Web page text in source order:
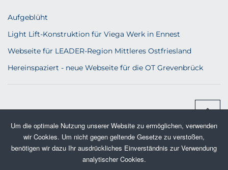
Um die optimale Nutzung unserer Website zu ermöglichen, verwenden
wir Cookies. Um nicht gegen geltende Gesetze zu verstoßen,
benötigen wir dazu Ihr ausdrückliches Einverständnis zur Verwendung
analytischer Cookies.
Aufgeblüht
Light Lift-Konstruktion für Viega Werk in Ennest
Webseite für LEADER-Region Mittleres Ostfriesland
Hereinspaziert - neue Webseite für die OT Grevenbrück